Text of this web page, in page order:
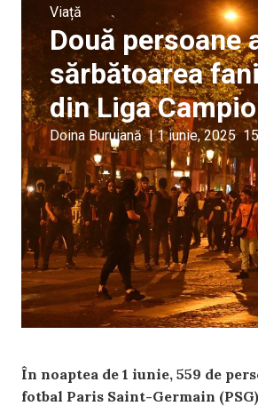
Viață
Două persoane
sărbătoarea
din Liga
Doina Buruiană | 1 iunie, 2025
În noaptea de 1 iunie, 559 de
fotbal Paris Saint-Germain